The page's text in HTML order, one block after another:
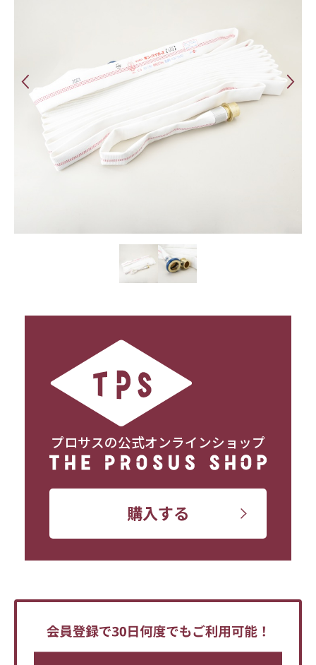
プロサスの公式オンラインショップ
購入する